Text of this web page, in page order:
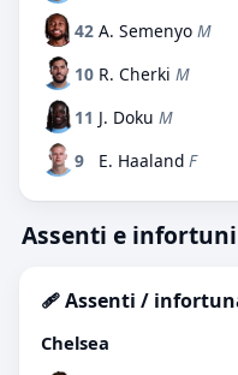
42 A. Semenyo M
10 R. Cherki M
11 J. Doku M
9
E. Haaland F
Assenti e infortuni
🩹 Assenti /
Chelsea